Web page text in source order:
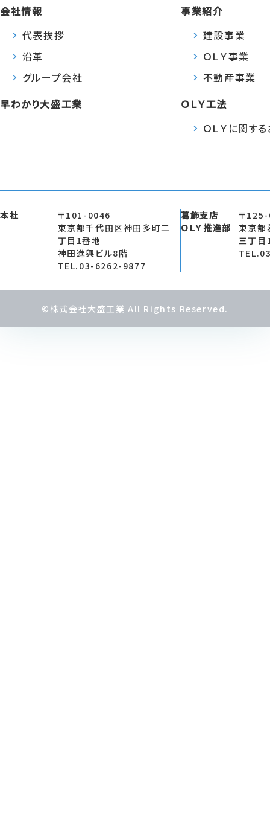
会社情報
代表挨拶
沿革
グループ会社
早わかり大盛工業
事業紹介
建設事業
ＯＬＹ事業
不動産事業
ＯＬＹ工法
ＯＬＹに関す
本社
〒101-0046
東京都千代田区神田多町二
丁目1番地
神田進興ビル8階
TEL.03-6262-9877
葛飾支店
ＯＬＹ推進部
〒
東京都
三丁
©株式会社大盛工業 All Rights Reserved.